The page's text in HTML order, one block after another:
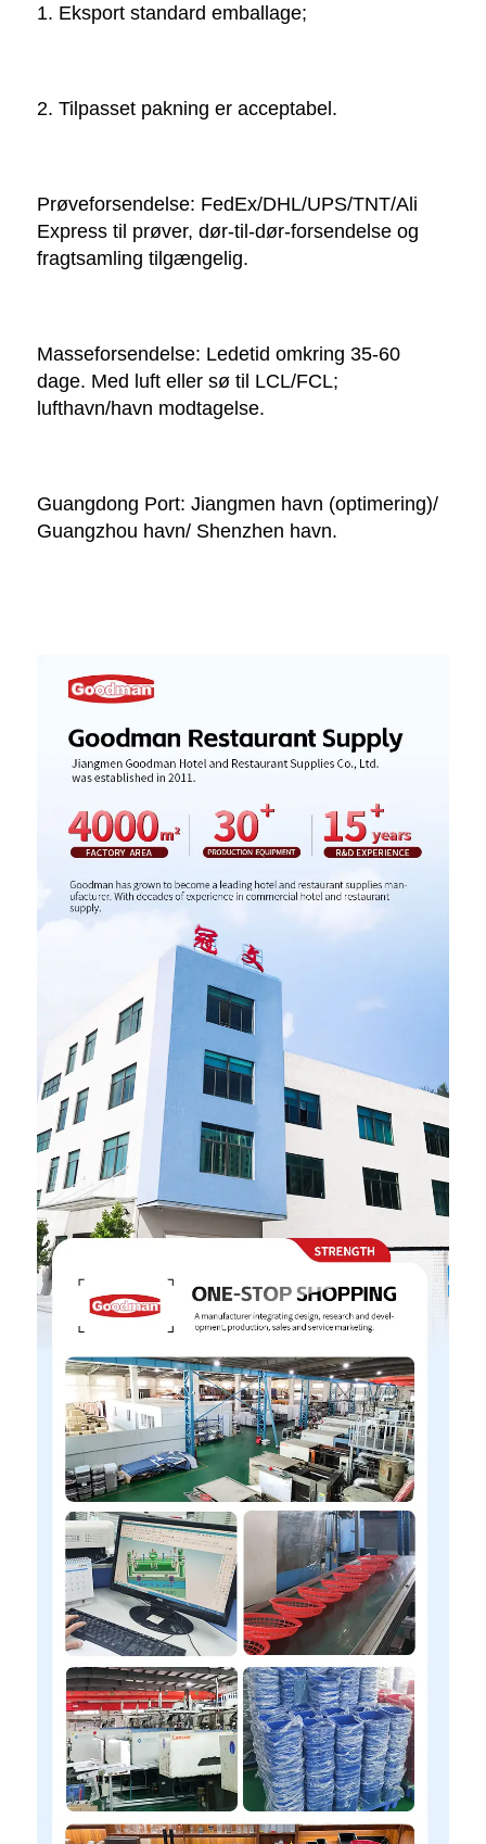
1. Eksport standard emballage;
2. Tilpasset pakning er acceptabel.
Prøveforsendelse: FedEx/DHL/UPS/TNT/Ali
Express til prøver, dør-til-dør-forsendelse og
fragtsamling tilgængelig.
Masseforsendelse: Ledetid omkring 35-60
dage. Med luft eller sø til LCL/FCL;
lufthavn/havn modtagelse.
Guangdong Port: Jiangmen havn (optimering)/
Guangzhou havn/ Shenzhen havn.